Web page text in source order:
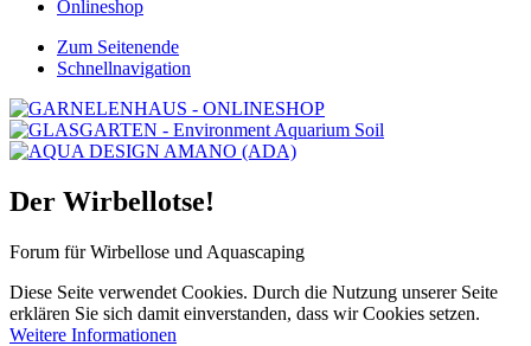
Onlineshop
Zum Seitenende
Schnellnavigation
Der Wirbellotse!
Forum für Wirbellose und Aquascaping
Diese Seite verwendet Cookies. Durch die Nutzung unserer Seite
erklären Sie sich damit einverstanden, dass wir Cookies setzen.
Weitere Informationen